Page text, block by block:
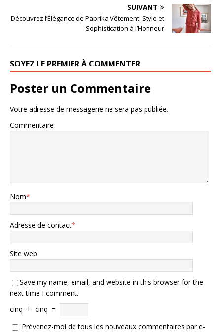
SUIVANT
Découvrez l’Élégance de Paprika Vêtement: Style et
Sophistication à l’Honneur
SOYEZ LE PREMIER À COMMENTER
Poster un Commentaire
Votre adresse de messagerie ne sera pas publiée.
Commentaire
Nom*
Adresse de contact*
Site web
Save my name, email, and website in this browser for the
next time I comment.
cinq + cinq =
Prévenez-moi de tous les nouveaux commentaires par e-